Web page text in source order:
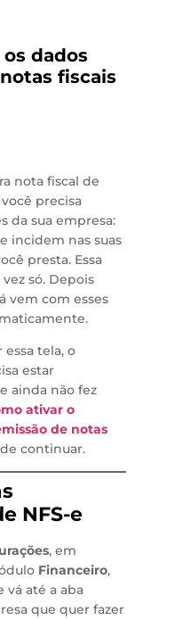
dados
fiscais
nota fiscal de
precisa
da sua empresa:
incidem nas suas
presta. Essa
só. Depois
vem com esses
essa tela, o
estar
ainda não fez
ativar o
de notas
continuar.
NFS-e
, em
Financeiro,
vá até a aba
que quer fazer